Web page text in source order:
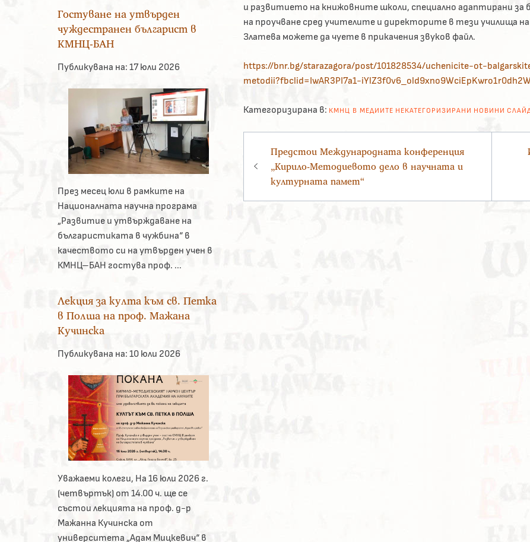
и развитието на книжовните школи, специално адаптирани за
на проучване сред учителите и директорите в тези училища
Златева можете да чуете в прикачения звуков файл.
https://bnr.bg/starazagora/post/101828534/uchenicite-ot-
metodii?fbclid=IwAR3PI7a1-
Категоризирана в: КМНЦ В МЕДИИТЕ НЕКАТЕГОРИЗИРАНИ НОВИНИ
Предстои Международната конференция
„Кирило-Методиевото дело в научната и
културната памет“
Гостуване на утвърден
чуждестранен българист в
КМНЦ-БАН
Публикувана на: 17 юли 2026
През месец юли в рамките на
Националната научна програма
„Развитие и утвърждаване на
българистиката в чужбина“ в
качеството си на утвърден учен в
КМНЦ–БАН гостува проф. ...
Лекция за култа към св. Петка
в Полша на проф. Мажана
Кучинска
Публикувана на: 10 юли 2026
Уважаеми колеги, На 16 юли 2026 г.
(четвъртък) от 14.00 ч. ще се
състои лекцията на проф. д-р
Мажанна Кучинска от
университета „Адам Мицкевич“ в